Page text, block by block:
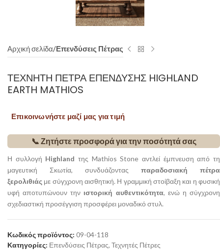
Αρχική σελίδα Επενδύσεις Πέτρας
ΤΕΧΝΗΤΉ ΠΈΤΡΑ ΕΠΈΝΔΥΣΗΣ HIGHLAND
EARTH MATHIOS
Επικοινωνήστε μαζί μας για τιμή
📞 Ζητήστε προσφορά για την ποσότητά σας
Η συλλογή Highland της Mathios Stone αντλεί έμπνευση από τη
μαγευτική Σκωτία, συνδυάζοντας παραδοσιακή πέτρα
ξερολιθιάς με σύγχρονη αισθητική. Η γραμμική στοίβαξη και η φυσική
υφή αποτυπώνουν την ιστορική αυθεντικότητα, ενώ η σύγχρονη
σχεδιαστική προσέγγιση προσφέρει μοναδικό στυλ.
Κωδικός προϊόντος: 09-04-118
Κατηγορίες: Επενδύσεις Πέτρας, Τεχνητές Πέτρες